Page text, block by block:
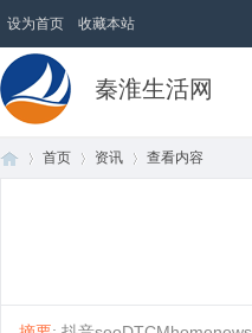
设为首页 收藏本站
秦淮生活网
首页 资讯 查看内容